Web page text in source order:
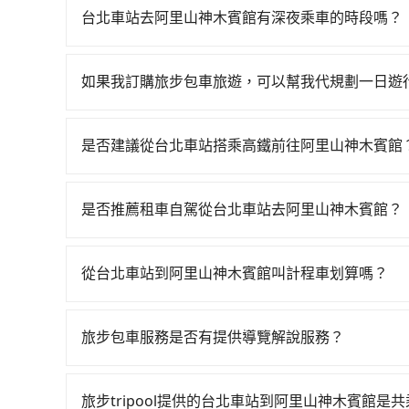
台北車站去阿里山神木賓館有深夜乘車的時段嗎？
一日傍晚五點以前下訂預約，旅步就敢保證出車。
如果我訂購旅步包車旅遊，可以幫我代規劃一日遊
是否建議從台北車站搭乘高鐵前往阿里山神木賓館
有59班次高鐵可搭乘。假設從台北車站 (台北市中
里山鄉) 的目的地。全程加上轉車時間共4小時23
tripool還是比較划算的。如果你是三人以下要乘
是否推薦租車自駕從台北車站去阿里山神木賓館？
租車車行，比方說昌輔小客車租賃、遠信租車、
每日里程限定200~400公里，超過還會額外加收
者，租車地點可能離台北車站還有段路，且須配
從台北車站到阿里山神木賓館叫計程車划算嗎？
到車，也可考慮打電話至台北車站附近的計程車
以上，無論在價格或服務品質上，tripool都是你
旅步包車服務是否有提供導覽解說服務？
booking@tripool.app聯繫我們，將有專人協助回
旅步tripool提供的台北車站到阿里山神木賓館是共